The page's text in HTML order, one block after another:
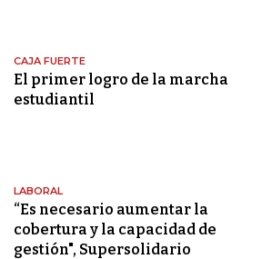
CAJA FUERTE
El primer logro de la marcha
estudiantil
LABORAL
“Es necesario aumentar la
cobertura y la capacidad de
gestión", Supersolidario